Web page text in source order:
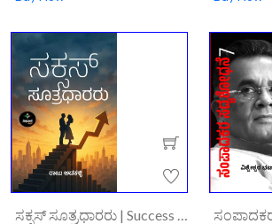
ಸಕ್ಸಸ್ ಸೂತ್ರಧಾರರು | Success Sutradhararu